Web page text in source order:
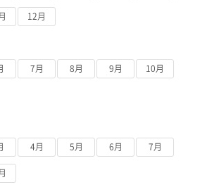
12月
7月 8月 9月 10月
4月 5月 6月 7月